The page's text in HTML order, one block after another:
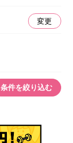
変更
条件を絞り込む